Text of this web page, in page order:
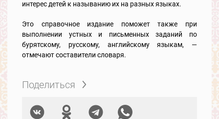
интерес детей к называнию их на разных языках.
Это справочное издание поможет также при
выполнении устных и письменных заданий по
бурятскому, русскому, английскому языкам, —
отмечают составители словаря.
Поделиться